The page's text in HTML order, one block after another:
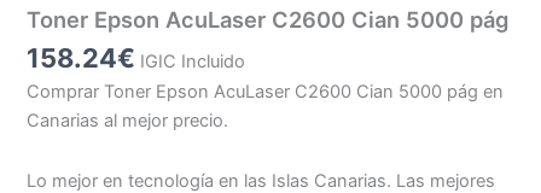
Toner Epson AcuLaser C2600 Cian 5000 pág
158.24€ IGIC Incluido
Comprar Toner Epson AcuLaser C2600 Cian 5000 pág en
Canarias al mejor precio.
Lo mejor en tecnología en las Islas Canarias. Las mejores